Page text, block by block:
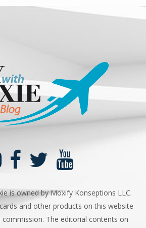
is owned by Moxify Konseptions LLC.
and other products on this website
The editorial contents on